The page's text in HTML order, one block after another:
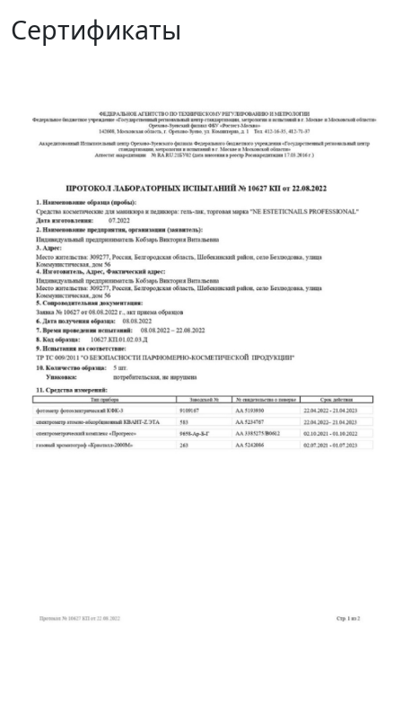
Сертификаты